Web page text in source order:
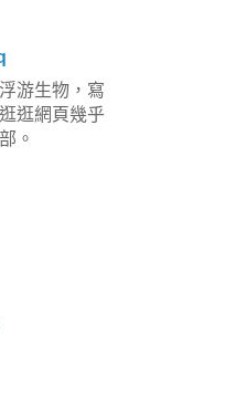
游生物，寫
逛網頁幾乎
。